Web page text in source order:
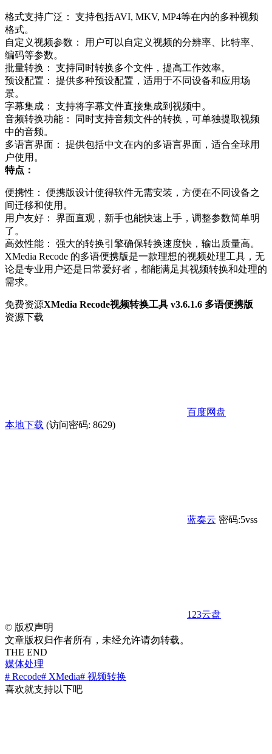
格式支持广泛： 支持包括AVI, MKV, MP4等在内的多种视频
格式。
自定义视频参数： 用户可以自定义视频的分辨率、比特率、
编码等参数。
批量转换： 支持同时转换多个文件，提高工作效率。
预设配置： 提供多种预设配置，适用于不同设备和应用场
景。
字幕集成： 支持将字幕文件直接集成到视频中。
音频转换功能： 同时支持音频文件的转换，可单独提取视频
中的音频。
多语言界面： 提供包括中文在内的多语言界面，适合全球用
户使用。
特点：
便携性： 便携版设计使得软件无需安装，方便在不同设备之
间迁移和使用。
用户友好： 界面直观，新手也能快速上手，调整参数简单明
了。
高效性能： 强大的转换引擎确保转换速度快，输出质量高。
XMedia Recode 的多语便携版是一款理想的视频处理工具，无
论是专业用户还是日常爱好者，都能满足其视频转换和处理的
需求。
免费资源XMedia Recode视频转换工具 v3.6.1.6 多语便携版
资源下载
百度网盘
本地下载 (访问密码: 8629)
蓝奏云 密码:5vss
123云盘
© 版权声明
文章版权归作者所有，未经允许请勿转载。
THE END
媒体处理
# Recode# XMedia# 视频转换
喜欢就支持以下吧